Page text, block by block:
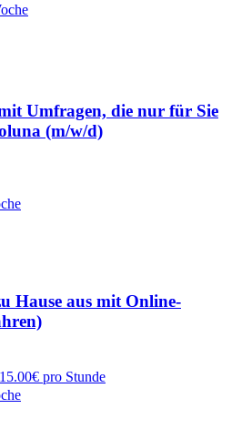
Umfragen, die nur für Sie
(m/w/d)
Hause aus mit Online-
pro Stunde